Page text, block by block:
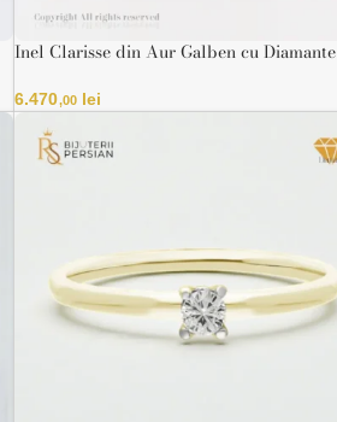
Inel Clarisse din Aur Galben cu Diamante
6.470,00lei